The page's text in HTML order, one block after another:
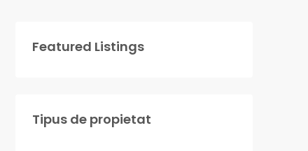
Featured Listings
Tipus de propietat